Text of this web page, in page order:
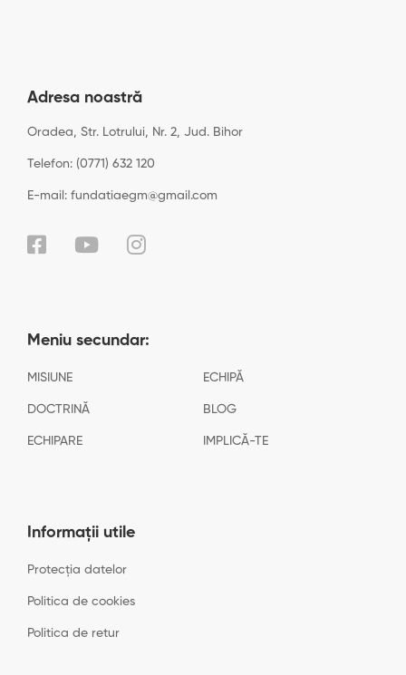
Adresa noastră
Oradea, Str. Lotrului, Nr. 2, Jud. Bihor
Telefon: (0771) 632 120
E-mail: fundatiaegm@gmail.com
Meniu secundar:
MISIUNE ECHIPĂ
DOCTRINĂ BLOG
ECHIPARE IMPLICĂ-TE
Informații utile
Protecția datelor
Politica de cookies
Politica de retur